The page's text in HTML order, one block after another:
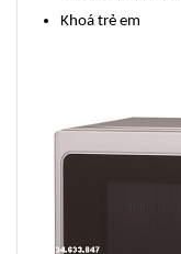
Khoá trẻ em